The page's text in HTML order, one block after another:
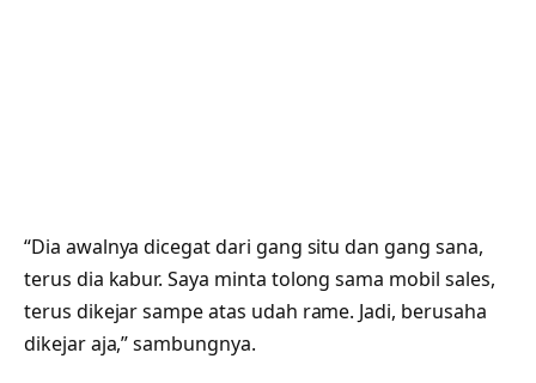
“Dia awalnya dicegat dari gang situ dan gang sana,
terus dia kabur. Saya minta tolong sama mobil sales,
terus dikejar sampe atas udah rame. Jadi, berusaha
dikejar aja,” sambungnya.